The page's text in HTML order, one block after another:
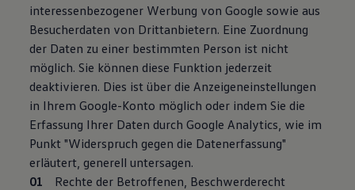
interessenbezogener Werbung von Google sowie aus
Besucherdaten von Drittanbietern. Eine Zuordnung
der Daten zu einer bestimmten Person ist nicht
möglich. Sie können diese Funktion jederzeit
deaktivieren. Dies ist über die Anzeigeneinstellungen
in Ihrem Google-Konto möglich oder indem Sie die
Erfassung Ihrer Daten durch Google Analytics, wie im
Punkt "Widerspruch gegen die Datenerfassung"
erläutert, generell untersagen.
Rechte der Betroffenen, Beschwerderecht